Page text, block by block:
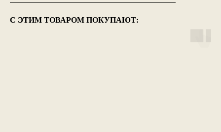
————————————————————————
С ЭТИМ ТОВАРОМ ПОКУПАЮТ: